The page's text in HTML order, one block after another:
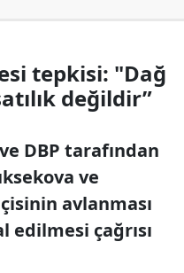
tepkisi: "Dağ
değildir”
DBP tarafından
ve
avlanması
edilmesi çağrısı